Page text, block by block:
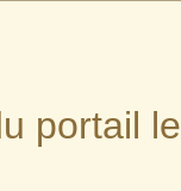
portail